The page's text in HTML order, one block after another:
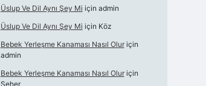
Üslup Ve Dil Aynı Şey Mi için admin
Üslup Ve Dil Aynı Şey Mi için Köz
Bebek Yerleşme Kanaması Nasıl Oluriçin
admin
Bebek Yerleşme Kanaması Nasıl Oluriçin
Seher